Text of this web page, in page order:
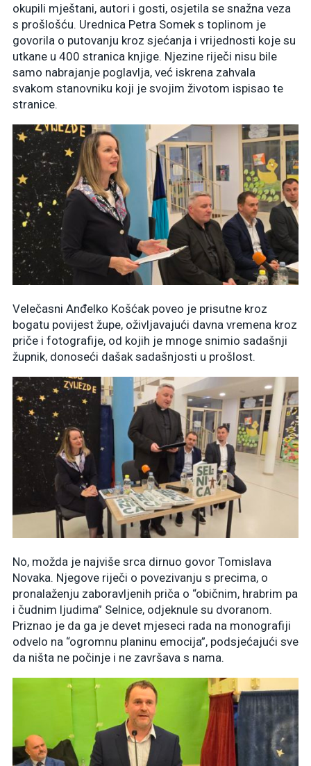
okupili mještani, autori i gosti, osjetila se snažna veza
s prošlošću. Urednica Petra Somek s toplinom je
govorila o putovanju kroz sjećanja i vrijednosti koje su
utkane u 400 stranica knjige. Njezine riječi nisu bile
samo nabrajanje poglavlja, već iskrena zahvala
svakom stanovniku koji je svojim životom ispisao te
stranice.
Velečasni Anđelko Košćak poveo je prisutne kroz
bogatu povijest župe, oživljavajući davna vremena kroz
priče i fotografije, od kojih je mnoge snimio sadašnji
župnik, donoseći dašak sadašnjosti u prošlost.
No, možda je najviše srca dirnuo govor Tomislava
Novaka. Njegove riječi o povezivanju s precima, o
pronalaženju zaboravljenih priča o “običnim, hrabrim pa
i čudnim ljudima” Selnice, odjeknule su dvoranom.
Priznao je da ga je devet mjeseci rada na monografiji
odvelo na “ogromnu planinu emocija”, podsjećajući sve
da ništa ne počinje i ne završava s nama.